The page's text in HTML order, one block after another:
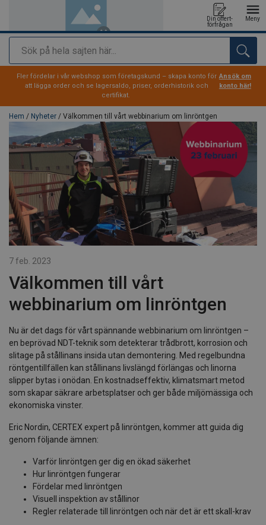
Sök
Din offert-
förfrågan
Meny
tillagd i varukorg
Fler fördelar i vår webshop som företagskund – skapa konto för
att lägga order och se lagersaldo, priser, orderhistorik och
certifikat.
Ansök om
konto här!
Hem / Nyheter / Välkommen till vårt webbinarium om linröntgen
7 feb. 2023
Välkommen till vårt
webbinarium om linröntgen
Nu är det dags för vårt spännande webbinarium om linröntgen –
en beprövad NDT-teknik som detekterar trådbrott, korrosion och
slitage på stållinans insida utan demontering. Med regelbundna
röntgentillfällen kan stållinans livslängd förlängas och linorna
slipper bytas i onödan. En kostnadseffektiv, klimatsmart metod
som skapar säkrare arbetsplatser och ger både miljömässiga och
ekonomiska vinster.
Eric Nordin, CERTEX expert på linröntgen, kommer att guida dig
genom följande ämnen:
Varför linröntgen ger dig en ökad säkerhet
Hur linröntgen fungerar
Fördelar med linröntgen
Visuell inspektion av stållinor
Regler relaterade till linröntgen och när det är ett skall-krav